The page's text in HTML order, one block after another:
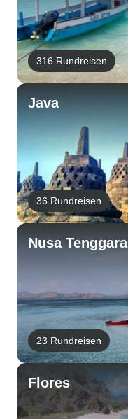
316 Rundreisen
Java
36 Rundreisen
Nusa Tenggara
23 Rundreisen
Flores